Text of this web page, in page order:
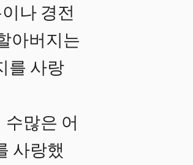
나 경전
아버지는
를 사랑
많은 어
사랑했